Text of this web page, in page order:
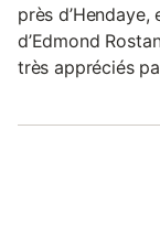
près
d’Edmond
très appréciés